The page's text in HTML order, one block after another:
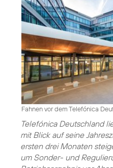
Fahnen vor dem Telefónica
Telefónica Deutschland
mit Blick auf seine
ersten drei Monaten
um Sonder- und